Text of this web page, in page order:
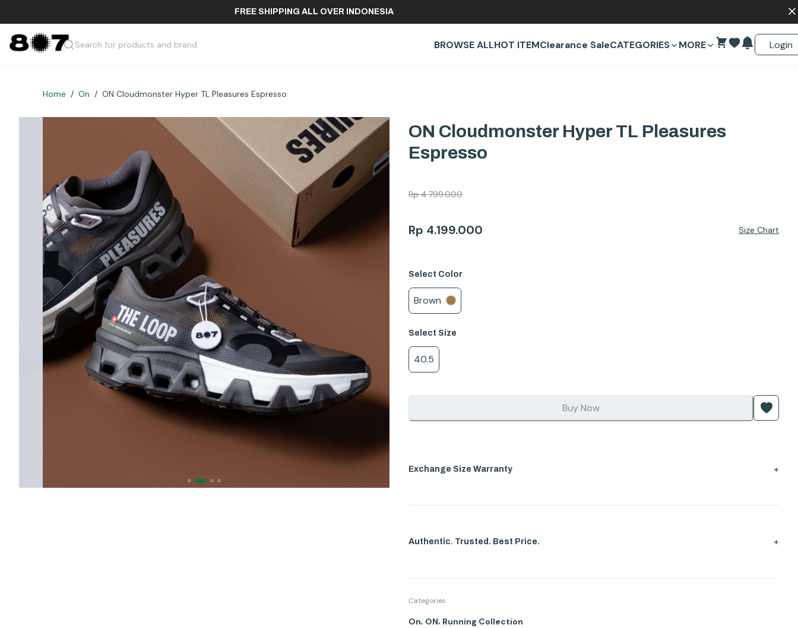
FREE SHIPPING ALL OVER INDONESIA
Search for products and brand BROWSE ALLHOT ITEMClearance SaleCATEGORIES MORE Login
Home / On / ON Cloudmonster Hyper TL Pleasures Espresso
ON Cloudmonster Hyper TL Pleasures
Espresso
Rp4.799.000
Rp 4.199.000 Size Chart
Select Color
Brown
Select Size
40.5
Buy Now
Exchange Size Warranty +
Authentic. Trusted. Best Price. +
Categories
On, ON, Running Collection